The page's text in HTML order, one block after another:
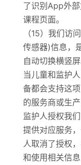
了识别App外
课程页面。
（15）我们访
传感器)信息，
自动切换横竖屏
当儿童和监护
备都会支持这
的服务商或生
监护人授权我
提供对应服务
人取消了授权
和使用相关信